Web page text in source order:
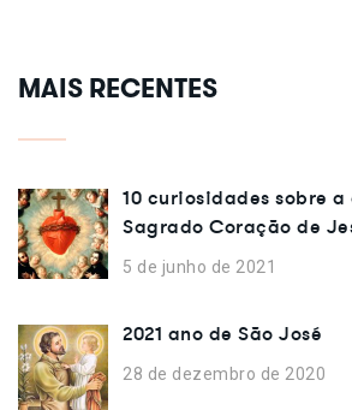
MAIS RECENTES
10 curiosidades sobre
Sagrado Coração de
5 de junho de 2021
2021 ano de São José
28 de dezembro de 2020